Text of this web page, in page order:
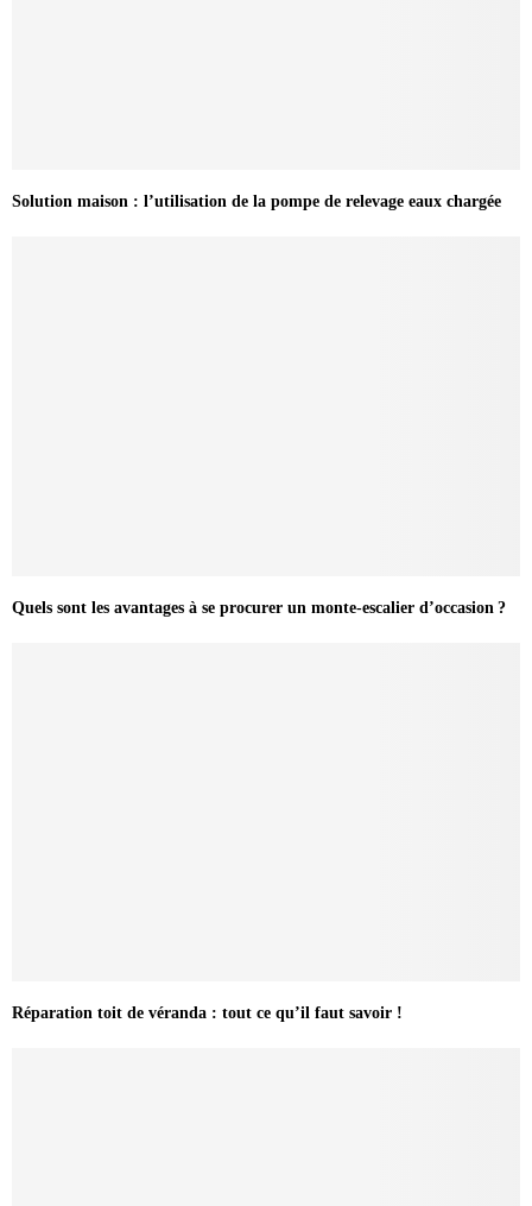
Solution maison : l’utilisation de la pompe de relevage eaux chargée
Quels sont les avantages à se procurer un monte-escalier d’occasion ?
Réparation toit de véranda : tout ce qu’il faut savoir !